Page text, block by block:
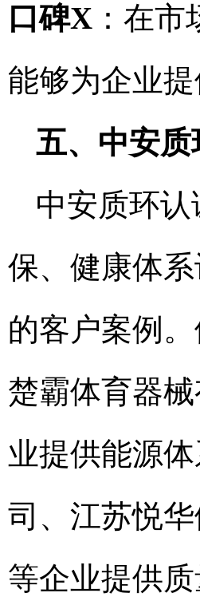
口碑X ：在
能够为企业
五、中安
中安质环
保、健康体
的客户案例
楚霸体育器
业提供能源
司、江苏悦
等企业提供